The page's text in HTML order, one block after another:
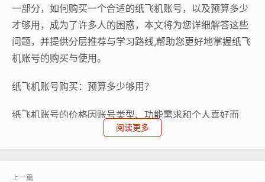
一部分，如何购买一个合适的纸飞机账号，以及预算多少
才够用，成为了许多人的困惑，本文将为您详细解答这些
问题，并提供分层推荐与学习路线,帮助您更好地掌握纸飞
机账号的购买与使用。
纸飞机账号购买：预算多少够用？
纸飞机账号的价格因账号类型、功能需求和个人喜好而
异，购买一个基础账号的费用在几十元到几百元不等，如
果您需要更多的功能或更高级的账号，费用可能会更高，
阅读更多